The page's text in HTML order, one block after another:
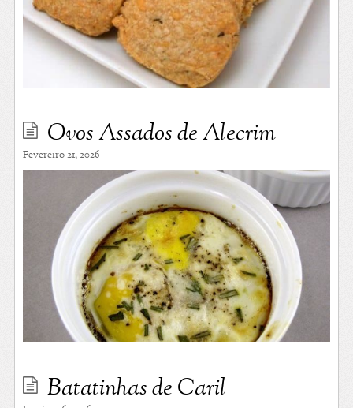
Ovos Assados de Alecrim
Fevereiro 21, 2026
Batatinhas de Caril